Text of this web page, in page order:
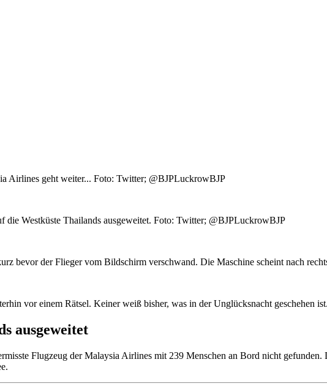
Airlines geht weiter... Foto: Twitter; @BJPLuckrowBJP
Westküste Thailands ausgeweitet. Foto: Twitter; @BJPLuckrowBJP
bevor der Flieger vom Bildschirm verschwand. Die Maschine scheint nach
vor einem Rätsel. Keiner weiß bisher, was in der Unglücksnacht geschehen
ausgeweitet
Flugzeug der Malaysia Airlines mit 239 Menschen an Bord nicht